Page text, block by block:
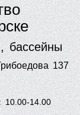
бассейны
137
10.00-14.00